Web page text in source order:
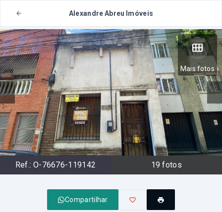
Alexandre Abreu Imóveis
Mais fotos
Ref.: O-76676-119142 19 fotos
Compartilhar